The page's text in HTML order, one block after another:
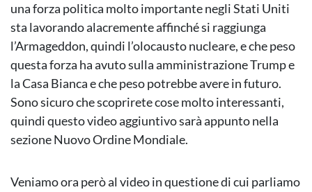
una forza politica molto importante negli Stati Uniti
sta lavorando alacremente affinché si raggiunga
l’Armageddon, quindi l’olocausto nucleare, e che peso
questa forza ha avuto sulla amministrazione Trump e
la Casa Bianca e che peso potrebbe avere in futuro.
Sono sicuro che scoprirete cose molto interessanti,
quindi questo video aggiuntivo sarà appunto nella
sezione Nuovo Ordine Mondiale.
Veniamo ora però al video in questione di cui parliamo